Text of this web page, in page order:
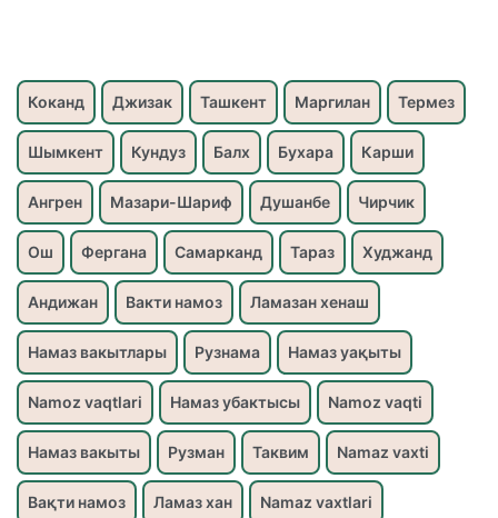
Коканд Джизак Ташкент Маргилан Термез
Шымкент Кундуз Балх Бухара Карши
Ангрен Мазари-Шариф Душанбе Чирчик
Ош Фергана Самарканд Тараз Худжанд
Андижан Вакти намоз Ламазан хенаш
Намаз вакытлары Рузнама Намаз уақыты
Namoz vaqtlari Намаз убактысы Namoz vaqti
Намаз вакыты Рузман Таквим Namaz vaxti
Вақти намоз Ламаз хан Namaz vaxtlari